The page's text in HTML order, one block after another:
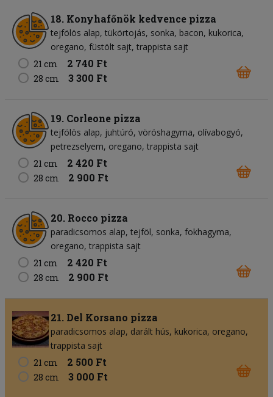
18. Konyhafőnök kedvence pizza
tejfölös alap tükörtojás sonka bacon kukorica
oregano füstölt sajt trappista sajt
21 cm
2 740 Ft
28 cm 3 300 Ft
19. Corleone pizza
tejfölös alap juhtúró vöröshagyma olívabogyó
petrezselyem oregano trappista sajt
21 cm
2 420 Ft
28 cm 2 900 Ft
20. Rocco pizza
paradicsomos alap tejföl sonka fokhagyma
oregano trappista sajt
21 cm
2 420 Ft
28 cm 2 900 Ft
21. Del Korsano pizza
paradicsomos alap darált hús kukorica oregano
trappista sajt
21 cm
2 500 Ft
28 cm 3 000 Ft